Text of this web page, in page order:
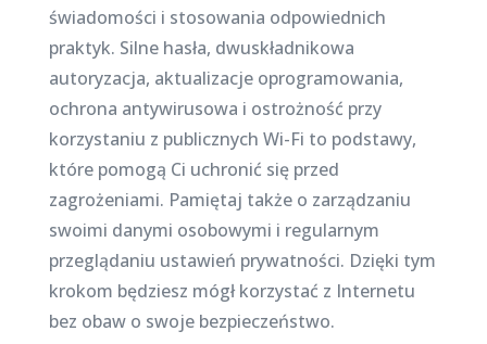
świadomości i stosowania odpowiednich
praktyk. Silne hasła, dwuskładnikowa
autoryzacja, aktualizacje oprogramowania,
ochrona antywirusowa i ostrożność przy
korzystaniu z publicznych Wi-Fi to podstawy,
które pomogą Ci uchronić się przed
zagrożeniami. Pamiętaj także o zarządzaniu
swoimi danymi osobowymi i regularnym
przeglądaniu ustawień prywatności. Dzięki tym
krokom będziesz mógł korzystać z Internetu
bez obaw o swoje bezpieczeństwo.